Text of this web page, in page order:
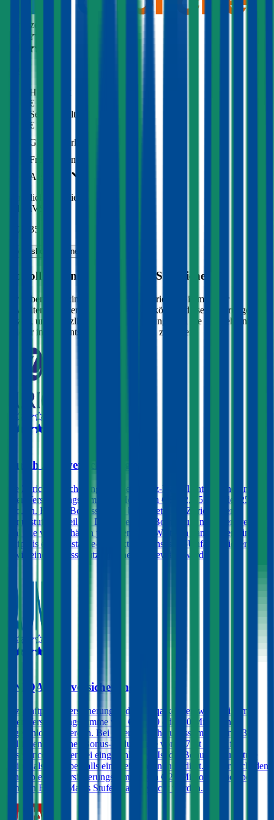
Ausgezeichnet
Haftpflicht
€ 30 Mio.
Selbstbehalt Kasko
€ 600
Grobe Fahrlässigkeit
Freischaden
Assistance
Monatliche Prämie
inkl. mVSt.
€ 470,35
Vollkasko berechnen
Wo soll ich ein Auto mit PS versichern?
Wir haben Kund:innen befragt, wie zufrieden Sie mit ihrer
gewählten Autoversicherung sind. Sie können diese Erfahrungen
nutzen, um zusätzlich zu Preis & Leistung auch die Empfehlungen
anderer in Ihre Entscheidung einfließen zu lassen:
Zurich Autoversicherung
Die Zurich Versicherung bietet eine Kfz-Haftpflichtversicherung mit
einer Versicherungssumme in Höhe von € 8, 12, 15, 20 oder 25
Mio. an. Für die Bonusstufen 0 bis 3 bietet die Zurich einen
Bonusstufenvorteil an. Damit geht die Bonusstufe nicht verloren,
egal wie viele Schäden passieren. Des Weiteren kann gegen einen
Aufpreis ein Assistance-Produkt, eine Insassen-Unfallversicherung
sowie eine Rechtsschutzversicherung gewählt werden.
UNIQA Autoversicherung
Kfz-Haftpflichtversicherungen der Uniqa können wahlweise mit
einer Versicherungssumme von € 10, 20 oder 30 Millionen
abgeschlossen werden. Bei einer Versicherungssumme von € 30
Millionen und einer Bonus-Malus Stufe von 0-7 ist eine Kfz-
Assistance prämienfrei eingeschlossen. Ist die Bonus-Malus Stufe
kleiner als 4 ist ebenfalls ein Freischaden inkludiert. Ein Freischaden
kann ab einer Versicherungssumme von € 20 Millionen auch bei
höheren Bonus-Malus Stufen dazugebucht werden.